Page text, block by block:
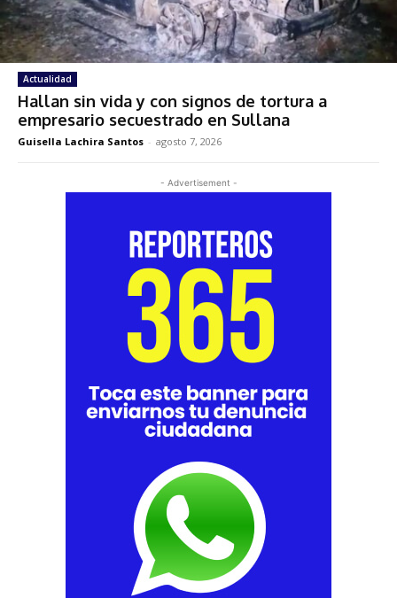
Actualidad
Hallan sin vida y con signos de tortura a
empresario secuestrado en Sullana
Guisella Lachira Santos - agosto 7, 2026
- Advertisement -